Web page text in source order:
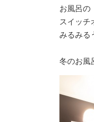
お風呂の
スイッチ
みるみる
冬のお風